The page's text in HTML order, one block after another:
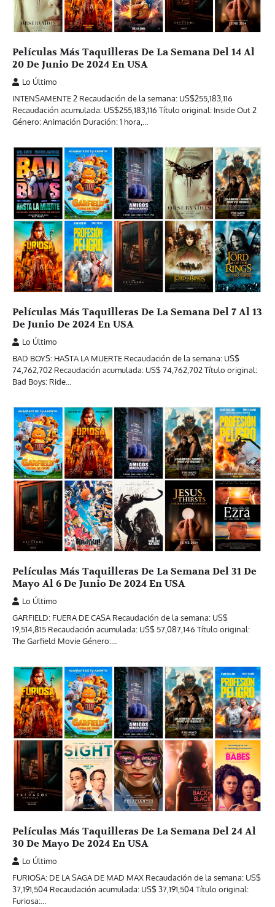
Películas Más Taquilleras De La Semana Del 14 Al
20 De Junio De 2024 En USA
Lo Último
INTENSAMENTE 2 Recaudación de la semana: US$255,183,116
Recaudación acumulada: US$255,183,116 Título original: Inside Out 2
Género: Animación Duración: 1 hora,…
Películas Más Taquilleras De La Semana Del 7 Al 13
De Junio De 2024 En USA
Lo Último
BAD BOYS: HASTA LA MUERTE Recaudación de la semana: US$
74,762,702 Recaudación acumulada: US$ 74,762,702 Título original:
Bad Boys: Ride…
Películas Más Taquilleras De La Semana Del 31 De
Mayo Al 6 De Junio De 2024 En USA
Lo Último
GARFIELD: FUERA DE CASA Recaudación de la semana: US$
19,514,815 Recaudación acumulada: US$ 57,087,146 Título original:
The Garfield Movie Género:…
Películas Más Taquilleras De La Semana Del 24 Al
30 De Mayo De 2024 En USA
Lo Último
FURIOSA: DE LA SAGA DE MAD MAX Recaudación de la semana: US$
37,191,504 Recaudación acumulada: US$ 37,191,504 Título original:
Furiosa:…